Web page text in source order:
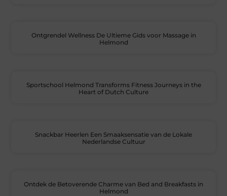
Ontgrendel Wellness De Ultieme Gids voor Massage in
Helmond
Sportschool Helmond Transforms Fitness Journeys in the
Heart of Dutch Culture
Snackbar Heerlen Een Smaaksensatie van de Lokale
Nederlandse Cultuur
Ontdek de Betoverende Charme van Bed and Breakfasts in
Helmond